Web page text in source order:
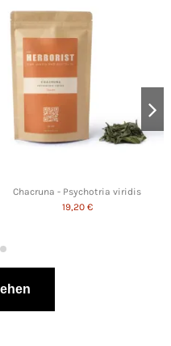
Chacruna - Psychotria viridis
19,20 €